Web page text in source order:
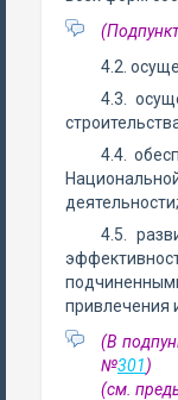
4.2.
4.3.
4.4.
деятельности;
4.5.
привлечения
(В
№301)
(см.